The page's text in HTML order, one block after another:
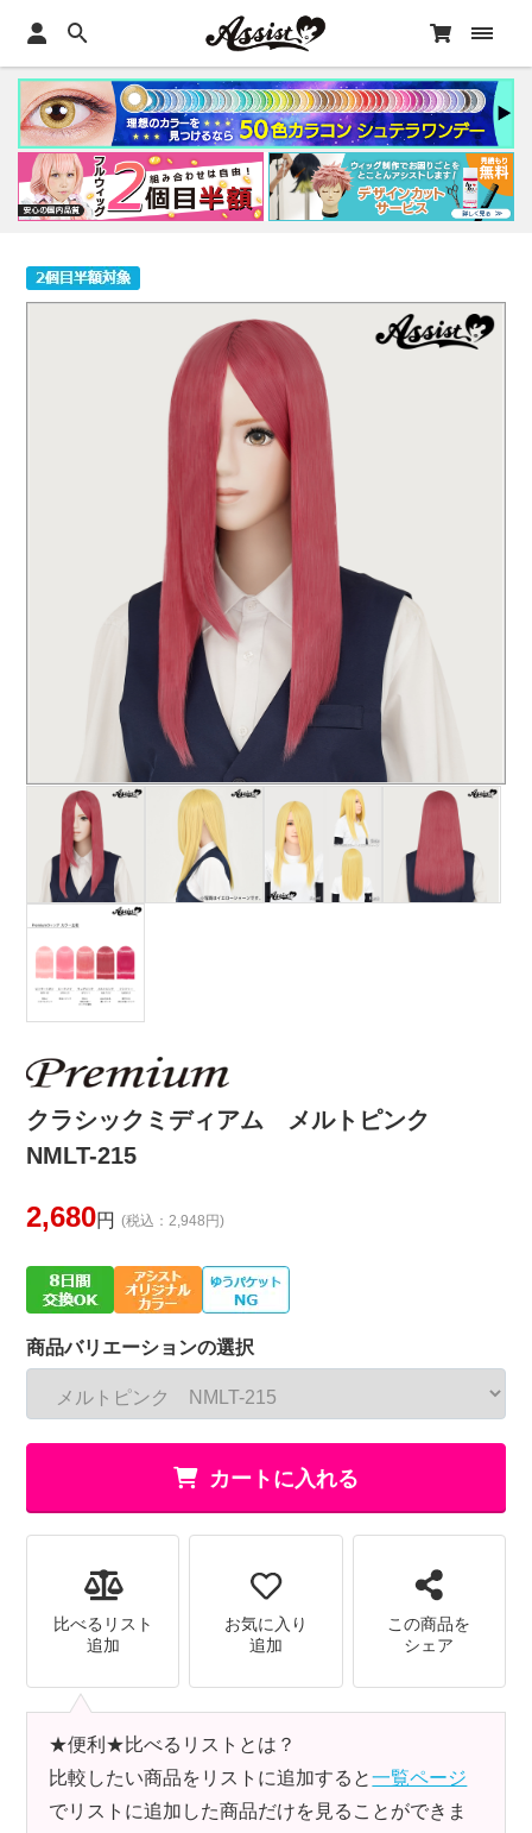
クラシックミディアム メルトピンク
NMLT-215
2,680円 (税込：2,948円)
商品バリエーションの選択
カートに入れる
比べるリスト
追加
お気に入り
追加
この商品を
シェア
★便利★比べるリストとは？
比較したい商品をリストに追加すると一覧ページ
でリストに追加した商品だけを見ることができま